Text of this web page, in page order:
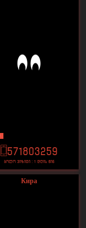
571803259
ბოლო ვიზიტი : 1 დღის წინ
Кира